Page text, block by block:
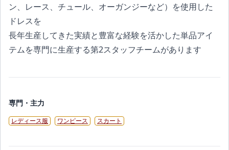
ン、レース、チュール、オーガンジーなど）を使用した
ドレスを
長年生産してきた実績と豊富な経験を活かした単品アイ
テムを専門に生産する第2スタッフチームがあります
専門・主力
レディース服 ワンピース スカート